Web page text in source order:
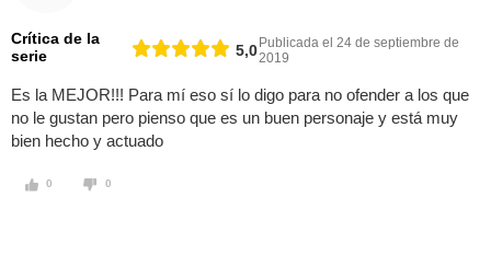
Crítica de la
serie
5,0Publicada el 24 de septiembre de
2019
Es la MEJOR!!! Para mí eso sí lo digo para no ofender a los que
no le gustan pero pienso que es un buen personaje y está muy
bien hecho y actuado
0 0